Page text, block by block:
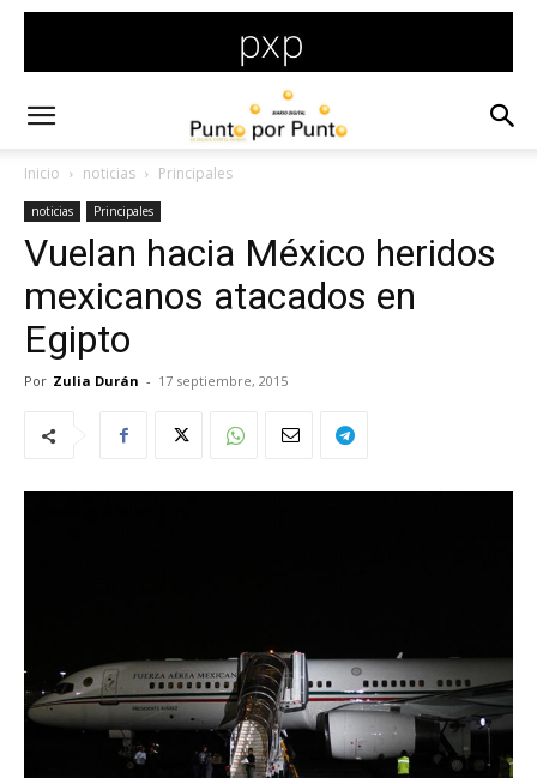
Inicio noticias Principales
noticias Principales
Vuelan hacia México heridos
mexicanos atacados en
Egipto
Por Zulia Durán - 17 septiembre, 2015